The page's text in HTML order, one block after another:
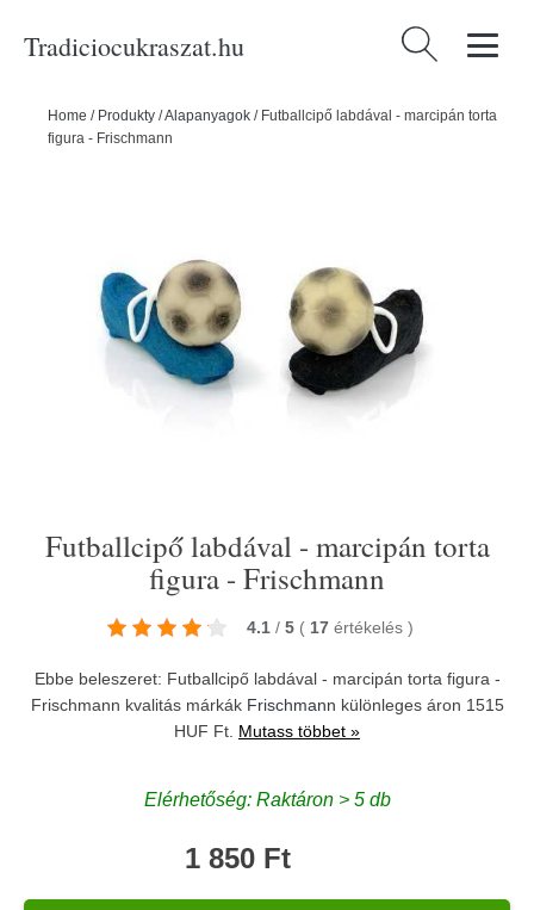
Tradiciocukraszat.hu Keresés:
Home / Produkty /Alapanyagok / Futballcipő labdával - marcipán torta
figura - Frischmann
Futballcipő labdával - marcipán torta
figura - Frischmann
4.1 / 5 ( 17 értékelés )
Ebbe beleszeret: Futballcipő labdával - marcipán torta figura -
Frischmann kvalitás márkák Frischmann különleges áron 1515
HUF Ft. Mutass többet »
Elérhetőség: Raktáron > 5 db
1 850 Ft